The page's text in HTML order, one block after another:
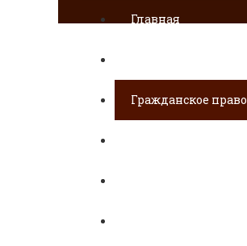
Главная
Гражданское право